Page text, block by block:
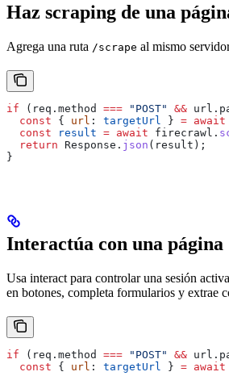
Haz scraping de una
Agrega una ruta /scrape al mismo
if ( req . method === "POST" && url .
  const
{ url : targetUrl } = await
  const
result = await firecrawl .
  return
Response . json ( result );
}
Interactúa con una página
Usa interact para controlar una sesión
en botones, completa formularios y extrae
if ( req . method === "POST" && url .
  const
{ url : targetUrl } = await